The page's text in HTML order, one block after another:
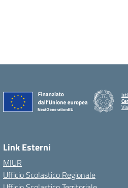
Link Esterni
MIUR
Ufficio Scolastico Regionale